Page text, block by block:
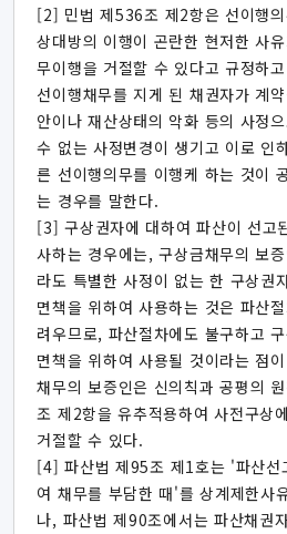
[2] 민법 제536조 제2항은 선이행
상대방의 이행이 곤란한 현저한 사
무이행을 거절할 수 있다고 규정하
선이행채무를 지게 된 채권자가 계
안이나 재산상태의 악화 등의 사정
수 없는 사정변경이 생기고 이로 인
른 선이행의무를 이행케 하는 것이
는 경우를 말한다.
[3] 구상권자에 대하여 파산이 선고
사하는 경우에는, 구상금채무의 보
라도 특별한 사정이 없는 한 구상권
면책을 위하여 사용하는 것은 파산
려우므로, 파산절차에도 불구하고
면책을 위하여 사용될 것이라는 점
채무의 보증인은 신의칙과 공평의
조 제2항을 유추적용하여 사전구상
거절할 수 있다.
[4] 파산법 제95조 제1호는 '파산선
여 채무를 부담한 때'를 상계제한사
나, 파산법 제90조에서는 파산채권